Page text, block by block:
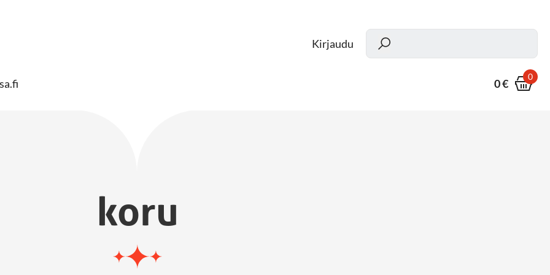
Kirjaudu
0 €
0
koru